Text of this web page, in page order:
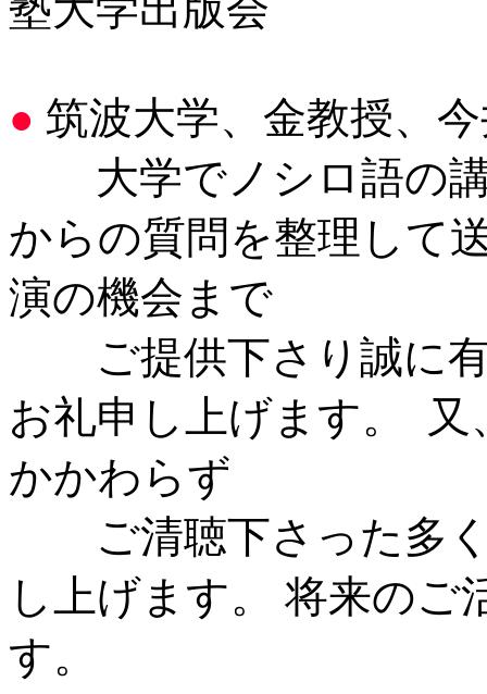
● 筑波大学、金教授、
大学でノシロ語の講
からの質問を整理して
演の機会まで
ご提供下さり誠に有
お礼申し上げます。 又
かかわらず
ご清聴下さった多く
し上げます。 将来のご
す。